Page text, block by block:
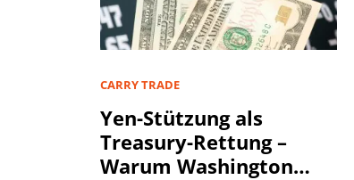
CARRY TRADE
Yen-Stützung als
Treasury-Rettung –
Warum Washington